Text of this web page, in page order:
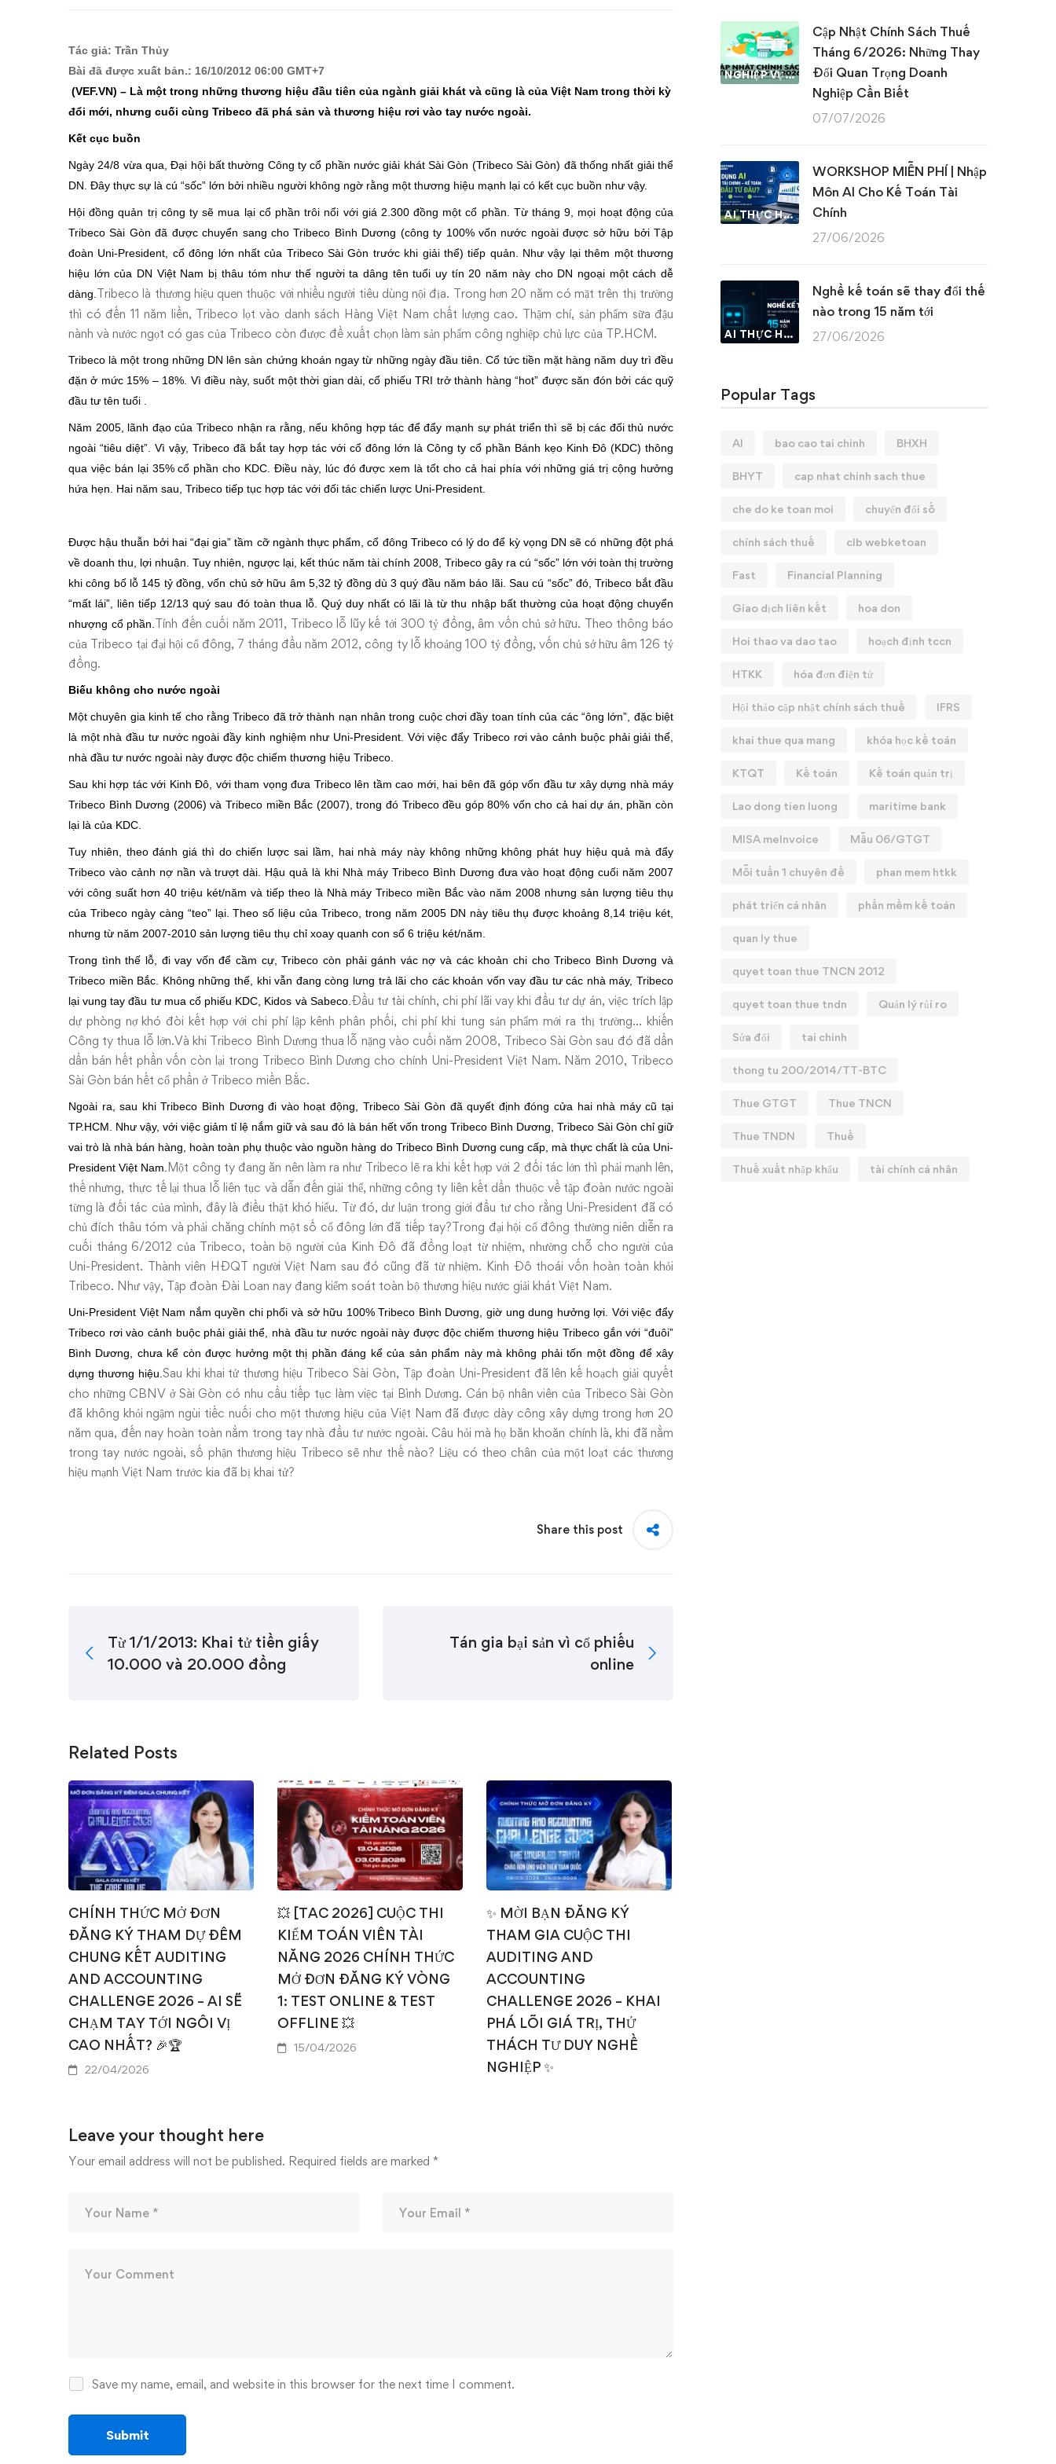
Biếu
không
Tribeco
DN
ngoại
Tác giả: Trần Thủy
Bài đã được xuất bản.: 16/10/2012 06:00 GMT+7
(VEF.VN) – Là một trong những thương hiệu đầu tiên của ngành giải khát và cũng là của Việt Nam trong thời kỳ
đổi mới, nhưng cuối cùng Tribeco đã phá sản và thương hiệu rơi vào tay nước ngoài.
Kết cục buồn
Ngày 24/8 vừa qua, Đại hội bất thường Công ty cổ phần nước giải khát Sài Gòn (Tribeco Sài Gòn) đã thống nhất giải thể
DN. Đây thực sự là cú “sốc” lớn bởi nhiều người không ngờ rằng một thương hiệu mạnh lại có kết cục buồn như vậy.
Hội đồng quản trị công ty sẽ mua lại cổ phần trôi nổi với giá 2.300 đồng một cổ phần. Từ tháng 9, mọi hoạt động của
Tribeco Sài Gòn đã được chuyển sang cho Tribeco Bình Dương (công ty 100% vốn nước ngoài được sở hữu bởi Tập
đoàn Uni-President, cổ đông lớn nhất của Tribeco Sài Gòn trước khi giải thể) tiếp quản. Như vậy lại thêm một thương
hiệu lớn của DN Việt Nam bị thâu tóm như thế người ta dâng tên tuổi uy tín 20 năm này cho DN ngoại một cách dễ
dàng. Tribeco là thương hiệu quen thuộc với nhiều người tiêu dùng nội địa. Trong hơn 20 năm có mặt trên thị trường
thì có đến 11 năm liền, Tribeco lọt vào danh sách Hàng Việt Nam chất lượng cao. Thậm chí, sản phẩm sữa đậu
nành và nước ngọt có gas của Tribeco còn được đề xuất chọn làm sản phẩm công nghiệp chủ lực của TP.HCM.
Tribeco là một trong những DN lên sàn chứng khoán ngay từ những ngày đầu tiên. Cổ tức tiền mặt hàng năm duy trì đều
đặn ở mức 15% – 18%. Vì điều này, suốt một thời gian dài, cổ phiếu TRI trở thành hàng “hot” được săn đón bởi các quỹ
đầu tư tên tuổi .
Năm 2005, lãnh đạo của Tribeco nhận ra rằng, nếu không hợp tác để đẩy mạnh sự phát triển thì sẽ bị các đối thủ nước
ngoài “tiêu diệt”. Vì vậy, Tribeco đã bắt tay hợp tác với cổ đông lớn là Công ty cổ phần Bánh kẹo Kinh Đô (KDC) thông
qua việc bán lại 35% cổ phần cho KDC. Điều này, lúc đó được xem là tốt cho cả hai phía với những giá trị cộng hưởng
hứa hẹn. Hai năm sau, Tribeco tiếp tục hợp tác với đối tác chiến lược Uni-President.
Được hậu thuẫn bởi hai “đại gia” tầm cỡ ngành thực phẩm, cổ đông Tribeco có lý do để kỳ vọng DN sẽ có những đột phá
về doanh thu, lợi nhuận. Tuy nhiên, ngược lại, kết thúc năm tài chính 2008, Tribeco gây ra cú “sốc” lớn với toàn thị trường
khi công bố lỗ 145 tỷ đồng, vốn chủ sở hữu âm 5,32 tỷ đồng dù 3 quý đầu năm báo lãi. Saucú “sốc” đó, Tribeco bắt đầu
“mất lái”, liên tiếp 12/13 quý sau đó toàn thua lỗ. Quý duy nhất có lãi là từ thu nhập bất thường của hoạt động chuyển
nhượng cổ phần. Tính đến cuối năm 2011, Tribeco lỗ lũy kế tới 300 tỷ đồng, âm vốn chủ sở hữu. Theo thông báo
của Tribeco tại đại hội cổ đông, 7 tháng đầu năm 2012, công ty lỗ khoảng 100 tỷ đồng, vốn chủ sở hữu âm 126 tỷ
đồng.
Biếu không cho nước ngoài
Một chuyên gia kinh tế cho rằng Tribeco đã trở thành nạn nhân trong cuộc chơi đầy toan tính của các “ông lớn”, đặc biệt
là một nhà đầu tư nước ngoài đầy kinh nghiệm như Uni-President. Với việc đẩy Tribeco rơi vào cảnh buộc phải giải thể,
nhà đầu tư nước ngoài này được độc chiếm thương hiệu Tribeco.
Sau khi hợp tác với Kinh Đô, với tham vọng đưa Tribeco lên tầm cao mới, hai bên đã góp vốn đầu tư xây dựng nhà máy
Tribeco Bình Dương (2006) và Tribeco miền Bắc (2007), trong đó Tribeco đều góp 80% vốn cho cả hai dự án, phần còn
lại là của KDC.
Tuy nhiên, theo đánh giá thì do chiến lược sai lầm, hai nhà máy này không những không phát huy hiệu quả mà đẩy
Tribeco vào cảnh nợ nần và trượt dài. Hậu quả là khi Nhà máy Tribeco Bình Dương đưa vào hoạt động cuối năm 2007
với công suất hơn 40 triệu két/năm và tiếp theo là Nhà máy Tribeco miền Bắc vào năm 2008 nhưng sản lượng tiêu thụ
của Tribeco ngày càng “teo” lại. Theo số liệu của Tribeco, trong năm 2005 DN này tiêu thụ được khoảng 8,14 triệu két,
nhưng từ năm 2007-2010 sản lượng tiêu thụ chỉ xoay quanh con số 6 triệu két/năm.
Trong tình thế lỗ, đi vay vốn để cầm cự, Tribeco còn phải gánh vác nợ và các khoản chi cho Tribeco Bình Dương và
Tribeco miền Bắc. Không những thế, khi vẫn đangcòng lưng trả lãi cho các khoản vốn vay đầu tư các nhà máy, Tribeco
lại vung tay đầu tư mua cổ phiếu KDC, Kidos và Sabeco. Đầu tư tài chính, chi phí lãi vay khi đầu tư dự án, việc trích lập
dự phòng nợ khó đòi kết hợp với chi phí lập kênh phân phối, chi phí khi tung sản phẩm mới ra thị trường… khiến
Công ty thua lỗ lớn.Và khi Tribeco Bình Dương thua lỗ nặng vào cuối năm 2008, Tribeco Sài Gòn sau đó đã dần
dần bán hết phần vốn còn lại trong Tribeco Bình Dương cho chính Uni-President Việt Nam. Năm 2010, Tribeco
Sài Gòn bán hết cổ phần ở Tribeco miền Bắc.
Ngoài ra, sau khi Tribeco Bình Dương đi vào hoạt động, Tribeco Sài Gòn đã quyết định đóng cửa hai nhà máy cũ tại
TP.HCM. Như vậy, với việc giảm tỉ lệ nắm giữ và sau đó là bán hết vốn trong Tribeco Bình Dương, Tribeco Sài Gòn chỉ giữ
vai trò là nhà bán hàng, hoàn toàn phụ thuộc vào nguồn hàng do Tribeco Bình Dương cung cấp, mà thực chất là của Uni-
President Việt Nam. Một công ty đang ăn nên làm ra như Tribeco lẽ ra khi kết hợp với 2 đối tác lớn thì phải mạnh lên,
thế nhưng, thực tế lại thua lỗ liên tục và dẫn đến giải thể, những công ty liên kết dần thuộc về tập đoàn nước ngoài
từng là đối tác của mình, đây là điều thật khó hiểu. Từ đó, dư luận trong giới đầu tư cho rằng Uni-President đã có
chủ đích thâu tóm và phải chăng chính một số cổ đông lớn đã tiếp tay?Trong đại hội cổ đông thường niên diễn ra
cuối tháng 6/2012 của Tribeco, toàn bộ người của Kinh Đô đã đồng loạt từ nhiệm, nhường chỗ cho người của
Uni-President. Thành viên HĐQT người Việt Nam sau đó cũng đã từ nhiệm. Kinh Đô thoái vốn hoàn toàn khỏi
Tribeco. Như vậy, Tập đoàn Đài Loan nay đang kiểm soát toàn bộ thương hiệu nước giải khát Việt Nam.
Uni-President Việt Nam nắm quyền chi phối và sở hữu 100% Tribeco Bình Dương, giờ ung dung hưởng lợi. Với việc đẩy
Tribeco rơi vào cảnh buộc phải giải thể, nhà đầu tư nước ngoài này được độc chiếm thương hiệu Tribeco gắn với “đuôi”
Bình Dương, chưa kể còn được hưởng một thị phần đáng kể của sản phẩm này mà không phải tốn một đồng để xây
dựng thương hiệu. Sau khi khai tử thương hiệu Tribeco Sài Gòn, Tập đoàn Uni-President đã lên kế hoạch giải quyết
cho những CBNV ở Sài Gòn có nhu cầu tiếp tục làm việc tại Bình Dương. Cán bộ nhân viên của Tribeco Sài Gòn
đã không khỏi ngậm ngùi tiếc nuối cho một thương hiệu của Việt Nam đã được dày công xây dựng trong hơn 20
năm qua, đến nay hoàn toàn nằm trong tay nhà đầu tư nước ngoài. Câu hỏi mà họ băn khoăn chính là, khi đã nằm
trong tay nước ngoài, số phận thương hiệu Tribeco sẽ như thế nào? Liệu có theo chân của một loạt các thương
hiệu mạnh Việt Nam trước kia đã bị khai tử?
Share this post
Từ 1/1/2013: Khai tử tiền giấy
10.000 và 20.000 đồng
Tán gia bại sản vì cổ phiếu
online
Related Posts
CHÍNH THỨC MỞ ĐƠN
ĐĂNG KÝ THAM DỰ ĐÊM
CHUNG KẾT AUDITING
AND ACCOUNTING
CHALLENGE 2026 – AI SẼ
CHẠM TAY TỚI NGÔI VỊ
CAO NHẤT? 🎉🏆
22/04/2026
💥 [TAC 2026] CUỘC THI
KIỂM TOÁN VIÊN TÀI
NĂNG 2026 CHÍNH THỨC
MỞ ĐƠN ĐĂNG KÝ VÒNG
1: TEST ONLINE & TEST
OFFLINE 💥
15/04/2026
✨ MỜI BẠN ĐĂNG KÝ
THAM GIA CUỘC THI
AUDITING AND
ACCOUNTING
CHALLENGE 2026 – KHAI
PHÁ LÕI GIÁ TRỊ, THỬ
THÁCH TƯ DUY NGHỀ
NGHIỆP ✨
Leave your thought here
Your email address will not be published. Required fields are marked *
Save my name, email, and website in this browser for the next time I comment.
NGHIỆP VỤ KẾ TOÁN & THUẾ
Cập Nhật Chính Sách Thuế
Tháng 6/2026: Những Thay
Đổi Quan Trọng Doanh
Nghiệp Cần Biết
07/07/2026
AI THỰC HÀNH
WORKSHOP MIỄN PHÍ | Nhập
Môn AI Cho Kế Toán Tài
Chính
27/06/2026
AI THỰC HÀNH
Nghề kế toán sẽ thay đổi thế
nào trong 15 năm tới
27/06/2026
Popular Tags
AI bao cao tai chinh BHXH
BHYT cap nhat chinh sach thue
che do ke toan moi chuyển đổi số
chính sách thuế clb webketoan
Fast Financial Planning
Giao dịch liên kết hoa don
Hoi thao va dao tao hoạch định tccn
HTKK hóa đơn điện tử
Hội thảo cập nhật chính sách thuế IFRS
khai thue qua mang khóa học kế toán
KTQT Kế toán Kế toán quản trị
Lao dong tien luong maritime bank
MISA meInvoice Mẫu 06/GTGT
Mỗi tuần 1 chuyên đề phan mem htkk
phát triển cá nhân phần mềm kế toán
quan ly thue
quyet toan thue TNCN 2012
quyet toan thue tndn Quản lý rủi ro
Sửa đổi tai chinh
thong tu 200/2014/TT-BTC
Thue GTGT Thue TNCN
Thue TNDN Thuế
Thuế xuất nhập khẩu tài chính cá nhân